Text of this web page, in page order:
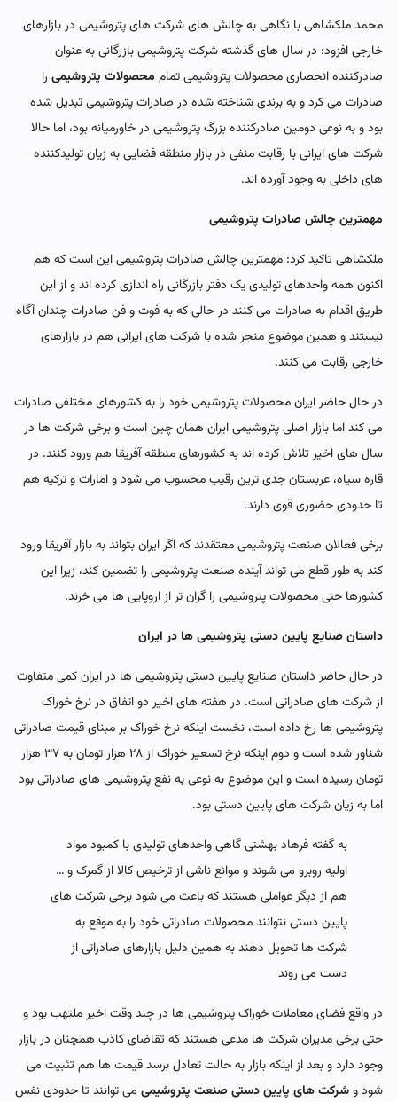
محمد ملکشاهی با نگاهی به چالش های شرکت های پتروشیمی در بازارهای
خارجی افزود: در سال های گذشته شرکت پتروشیمی بازرگانی به عنوان
صادرکننده انحصاری محصولات پتروشیمی تمام محصولات پتروشیمی را
صادرات می کرد و به برندی شناخته شده در صادرات پتروشیمی تبدیل شده
بود و به نوعی دومین صادرکننده بزرگ پتروشیمی در خاورمیانه بود، اما حالا
شرکت های ایرانی با رقابت منفی در بازار منطقه فضایی به زیان تولیدکننده
های داخلی به وجود آورده اند.
مهمترین چالش صادرات پتروشیمی
ملکشاهی تاکید کرد: مهمترین چالش صادرات پتروشیمی این است که هم
اکنون همه واحدهای تولیدی یک دفتر بازرگانی راه اندازی کرده اند و از این
طریق اقدام به صادرات می کنند در حالی که به فوت و فن صادرات چندان آگاه
نیستند و همین موضوع منجر شده با شرکت های ایرانی هم در بازارهای
خارجی رقابت می کنند.
در حال حاضر ایران محصولات پتروشیمی خود را به کشورهای مختلفی صادرات
می کند اما بازار اصلی پتروشیمی ایران همان چین است و برخی شرکت ها در
سال های اخیر تلاش کرده اند به کشورهای منطقه آفریقا هم ورود کنند. در
قاره سیاه، عربستان جدی ترین رقیب محسوب می شود و امارات و ترکیه هم
تا حدودی حضوری قوی دارند.
برخی فعالان صنعت پتروشیمی معتقدند که اگر ایران بتواند به بازار آفریقا ورود
کند به طور قطع می تواند آینده صنعت پتروشیمی را تضمین کند، زیرا این
کشورها حتی محصولات پتروشیمی را گران تر از اروپایی ها می خرند.
داستان صنایع پایین دستی پتروشیمی ها در ایران
در حال حاضر داستان صنایع پایین دستی پتروشیمی ها در ایران کمی متفاوت
از شرکت های صادراتی است. در هفته های اخیر دو اتفاق در نرخ خوراک
پتروشیمی ها رخ داده است، نخست اینکه نرخ خوراک بر مبنای قیمت صادراتی
شناور شده است و دوم اینکه نرخ تسعیر خوراک از ۲۸ هزار تومان به ۳۷ هزار
تومان رسیده است و این موضوع به نوعی به نفع پتروشیمی های صادراتی بود
اما به زیان شرکت های پایین دستی بود.
به گفته فرهاد بهشتی گاهی واحدهای تولیدی با کمبود مواد
اولیه روبرو می شوند و موانع ناشی از ترخیص کالا از گمرک و …
هم از دیگر عواملی هستند که باعث می شود برخی شرکت های
پایین دستی نتوانند محصولات صادراتی خود را به موقع به
شرکت ها تحویل دهند به همین دلیل بازارهای صادراتی از
دست می روند
در واقع فضای معاملات خوراک پتروشیمی ها در چند وقت اخیر ملتهب بود و
حتی برخی مدیران شرکت ها مدعی هستند که تقاضای کاذب همچنان در بازار
وجود دارد و بعد از اینکه بازار به حالت تعادل برسد قیمت ها هم تثبیت می
شود وشرکت های پایین دستی صنعت پتروشیمی می توانند تا حدودی نفس